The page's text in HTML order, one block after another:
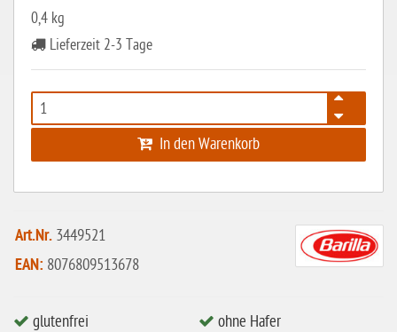
ohne Hefe
ohne Ei
ohne Soja
ohne Haselnüsse
eiweißarm / PKU
ohne Mandeln
0,4 kg
Lieferzeit 2-3 Tage
In den Warenkorb
Art.Nr. 3449521
EAN: 8076809513678
glutenfrei
ohne Hafer